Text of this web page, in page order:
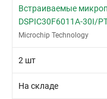
Встраиваемые
DSPIC30F6011A-30I/
Microchip Technology
2 шт
На складе